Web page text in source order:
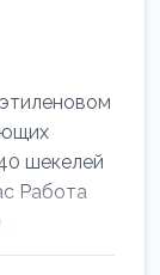
шекелей
Работа